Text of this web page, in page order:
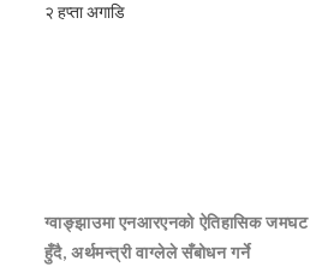
२ हप्ता अगाडि
ग्वाङ्झाउमा एनआरएनको ऐतिहासिक जमघट
हुँदै, अर्थमन्त्री वाग्लेले सँबोधन गर्ने